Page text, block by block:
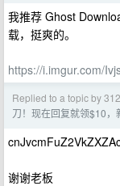
我推荐 Ghost
载，挺爽的。
https://i.imgur.com/
Replied to a topic by
刀！现在回复就领$10，
谢谢老板